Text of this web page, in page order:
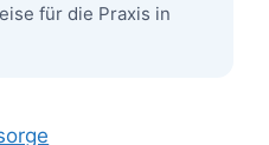
für die Praxis in